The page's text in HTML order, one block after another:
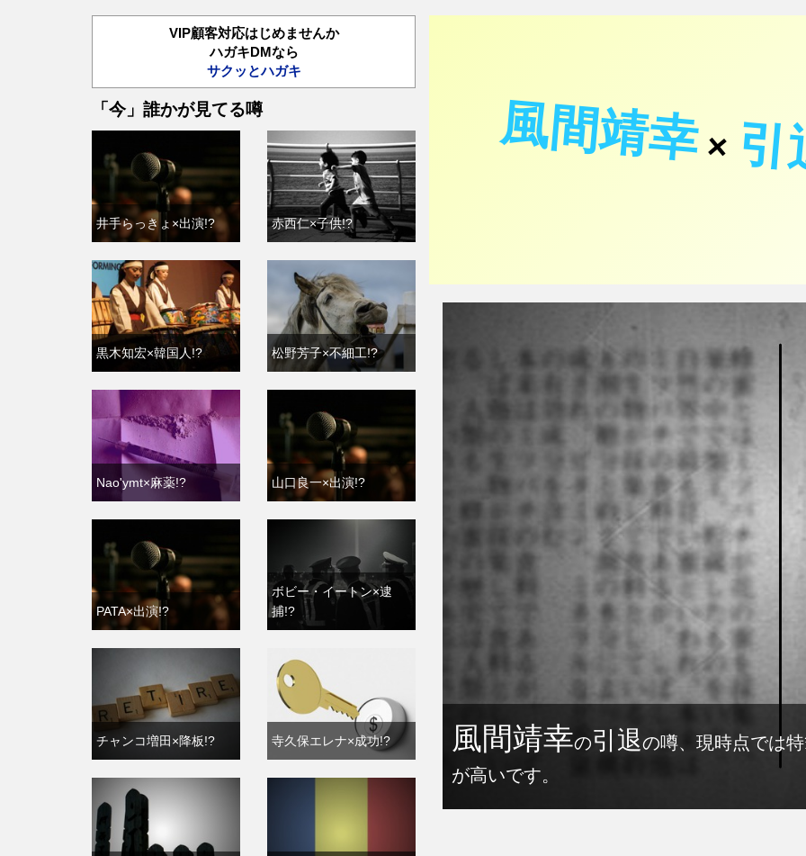
風間靖幸× 引
風間靖幸の引退の噂、現時点では
が高いです。
VIP顧客対応はじめませんか
ハガキDMなら
サクッとハガキ
「今」誰かが見てる噂
井手らっきょ×出演!? 赤西仁×子供!?
黒木知宏×韓国人!? 松野芳子×不細工!?
Nao'ymt×麻薬!? 山口良一×出演!?
PATA×出演!?
ボビー・イートン×逮
捕!?
チャンコ増田×降板!? 寺久保エレナ×成功!?